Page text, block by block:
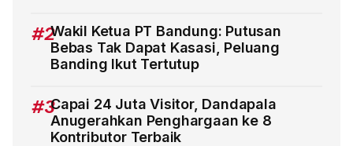
#2Wakil Ketua PT Bandung: Putusan
Bebas Tak Dapat Kasasi, Peluang
Banding Ikut Tertutup
#3Capai 24 Juta Visitor, Dandapala
Anugerahkan Penghargaan ke 8
Kontributor Terbaik